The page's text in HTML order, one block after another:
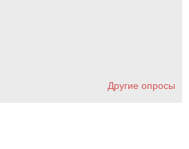
Другие опросы